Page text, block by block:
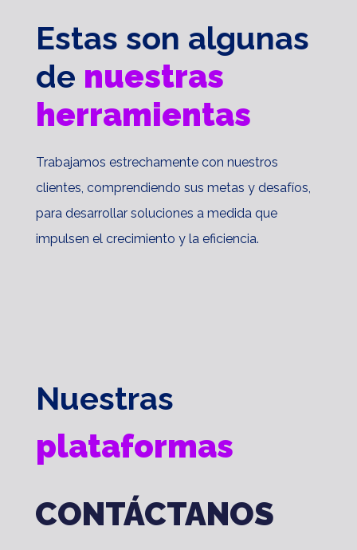
Estas son algunas
de nuestras
herramientas
Trabajamos estrechamente con nuestros
clientes, comprendiendo sus metas y desafíos,
para desarrollar soluciones a medida que
impulsen el crecimiento y la eficiencia.
Nuestras
plataformas
CONTÁCTANOS